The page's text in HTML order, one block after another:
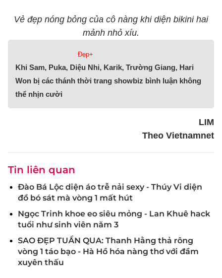
Vẻ đẹp nóng bỏng của cô nàng khi diện bikini hai
mảnh nhỏ xíu.
Đẹp+
Khi Sam, Puka, Diệu Nhi, Karik, Trường Giang, Hari
Won bị các thánh thời trang showbiz bình luận không
thể nhịn cười
LIM
Theo Vietnamnet
Tin liên quan
Đào Bá Lộc diện áo trễ nải sexy - Thúy Vi diện
đồ bó sát mà vòng 1 mất hút
Ngọc Trinh khoe eo siêu mỏng - Lan Khuê hack
tuổi như sinh viên năm 3
SAO ĐẸP TUẦN QUA: Thanh Hằng thả rông
vòng 1 táo bạo - Hà Hồ hóa nàng thơ với đầm
xuyên thấu